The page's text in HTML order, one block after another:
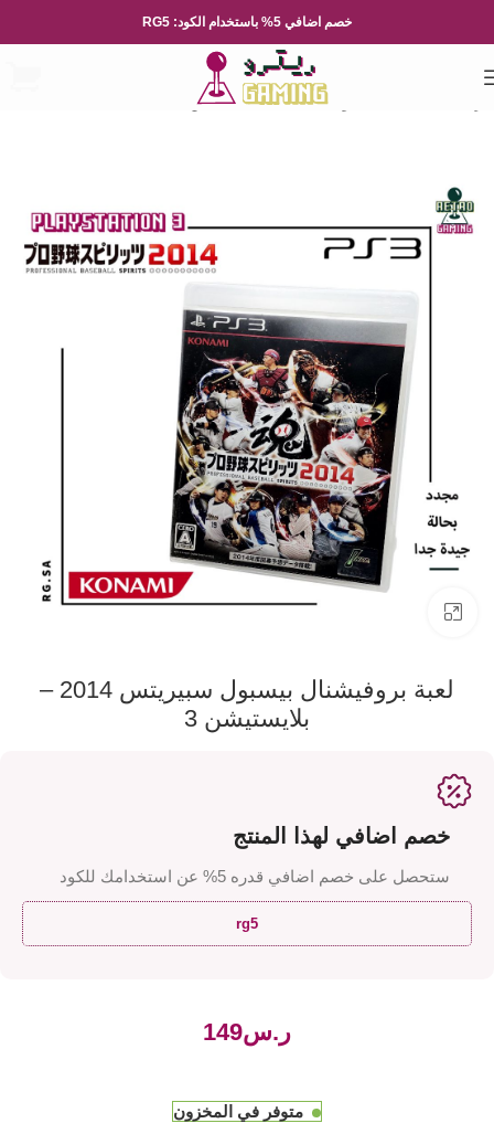
خصم اضافي 5% باستخدام الكود: RG5
Playsation بلايستيشن 3
لعبة بروفيشنال بيسبول سبيريتس 2014 –
بلايستيشن 3
خصم اضافي لهذا المنتج
ستحصل على خصم اضافي قدره 5% عن استخدامك للكود
rg5
ر.س
متوفر في المخزون